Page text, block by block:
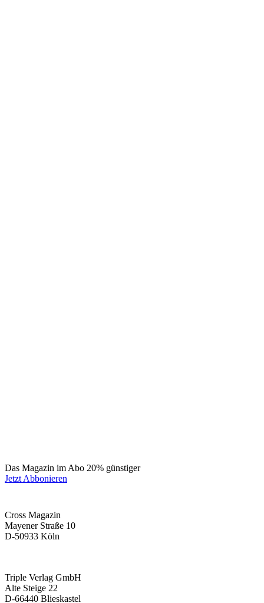
Das Magazin im Abo 20% günstiger
Jetzt Abbonieren
Cross Magazin
Mayener Straße 10
D-50933 Köln
Triple Verlag GmbH
Alte Steige 22
D-66440 Blieskastel